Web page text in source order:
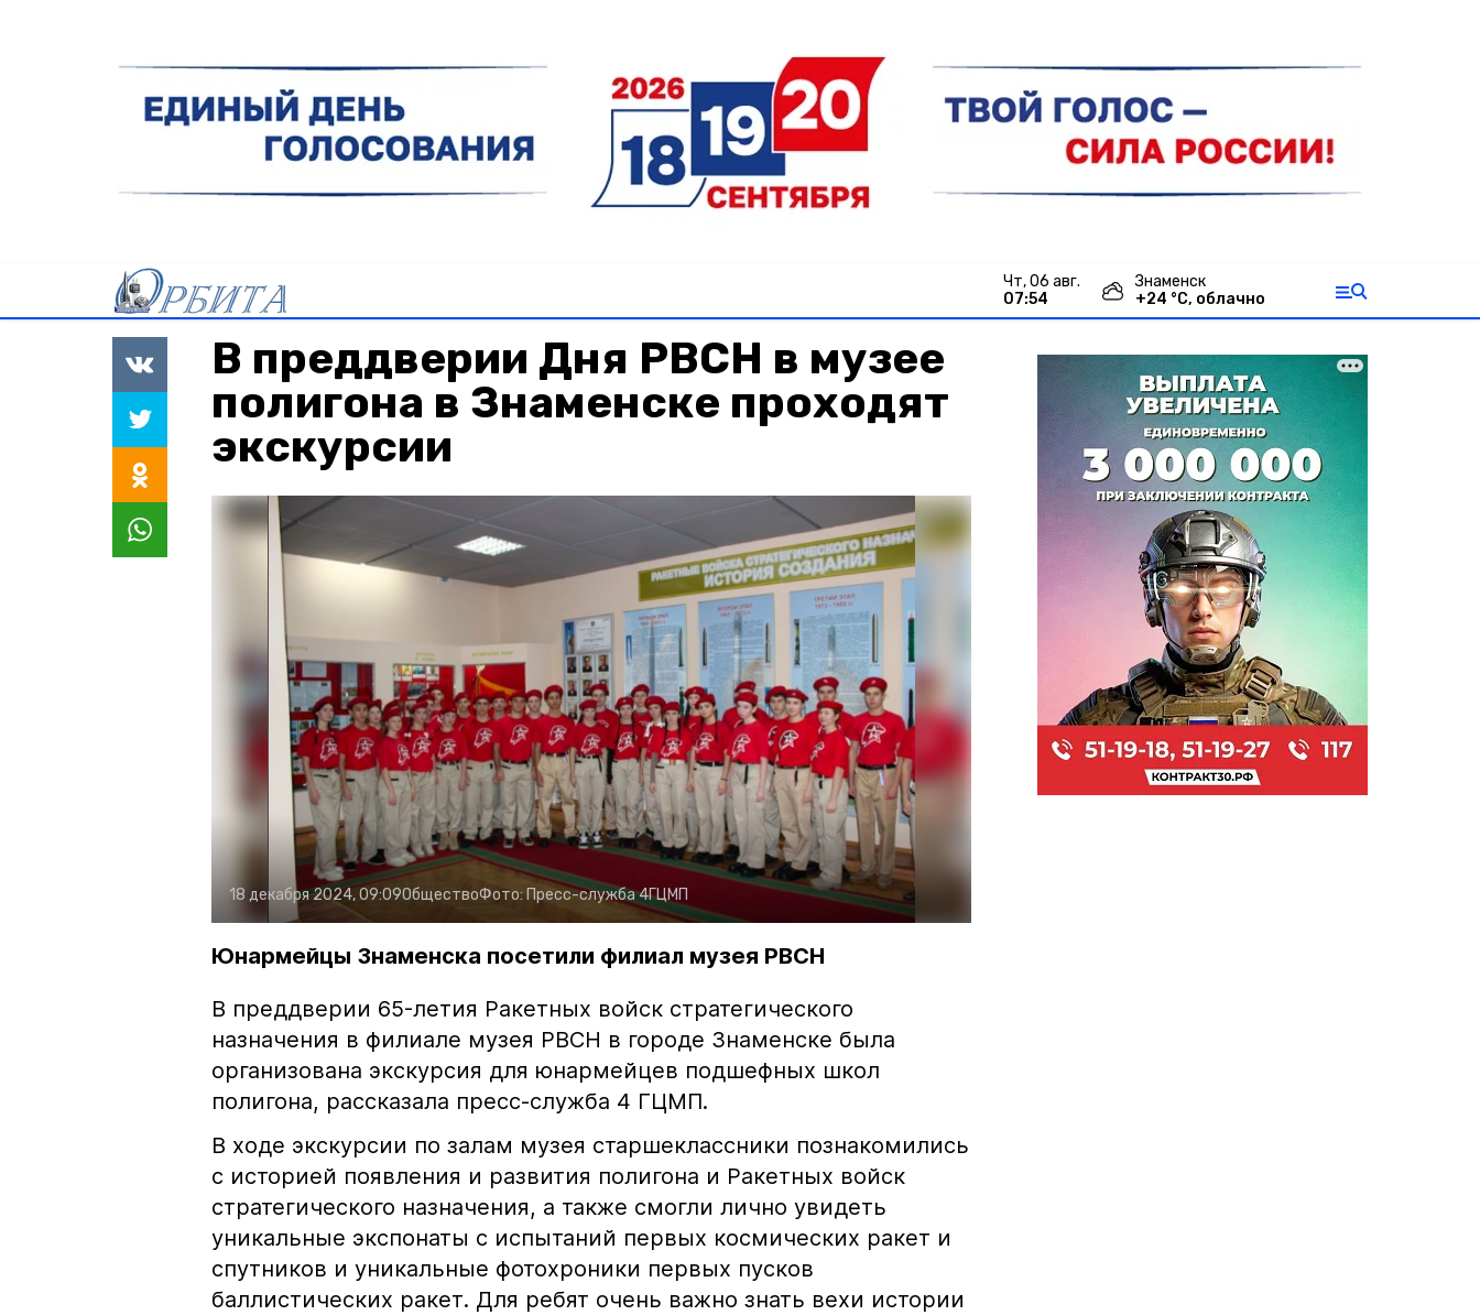
чт, 06 авг.
07:54
Знаменск
+24 °С, облачно
В преддверии Дня РВСН в музее
полигона в Знаменске проходят
экскурсии
18 декабря 2024, 09:09ОбществоФото: Пресс-служба 4ГЦМП
Юнармейцы Знаменска посетили филиал музея РВСН
В преддверии 65-летия Ракетных войск стратегического
назначения в филиале музея РВСН в городе Знаменске была
организована экскурсия для юнармейцев подшефных школ
полигона, рассказала пресс-служба 4 ГЦМП.
В ходе экскурсии по залам музея старшеклассники познакомились
с историей появления и развития полигона и Ракетных войск
стратегического назначения, а также смогли лично увидеть
уникальные экспонаты с испытаний первых космических ракет и
спутников и уникальные фотохроники первых пусков
баллистических ракет. Для ребят очень важно знать вехи истории